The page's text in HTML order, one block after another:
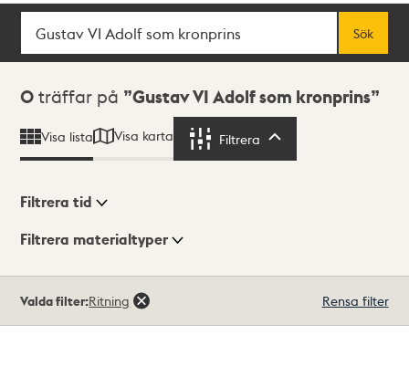
Sök
Sök
Sökresultat
0 träffar på Gustav VI Adolf som kronprins
Visa lista Visa karta Filtrera
Visningsläge
Filtrera tid
Filtrera materialtyper
träffar
Valda filter:Ritning Rensa filter